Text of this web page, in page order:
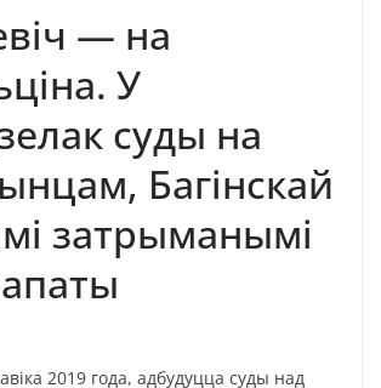
— на
У
суды на
Багінскай
затрыманымі
2019 года, адбудуцца суды над